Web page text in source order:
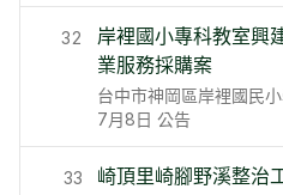
32
岸裡國小專科教室興
業服務採購案
台中市神岡區岸裡國民
7月8日 公告
33 崎頂里崎腳野溪整治